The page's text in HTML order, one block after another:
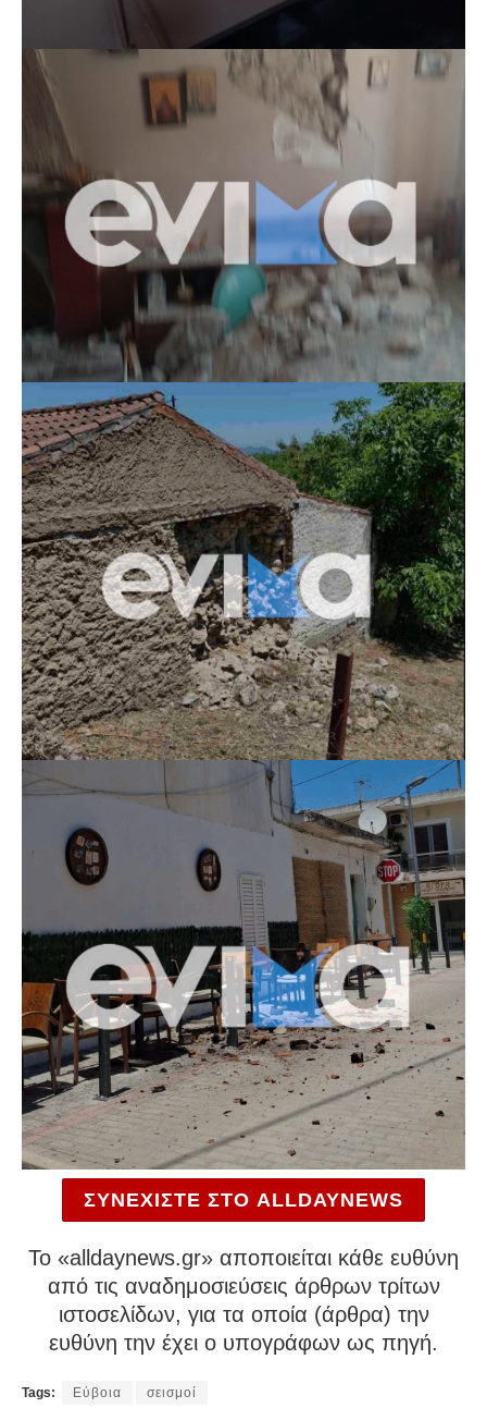
ΣΥΝΕΧΙΣΤΕ ΣΤΟ ALLDAYNEWS
To «alldaynews.gr» αποποιείται κάθε ευθύνη
από τις αναδημοσιεύσεις άρθρων τρίτων
ιστοσελίδων, για τα οποία (άρθρα) την
ευθύνη την έχει ο υπογράφων ως πηγή.
Tags: Εύβοια σεισμοί